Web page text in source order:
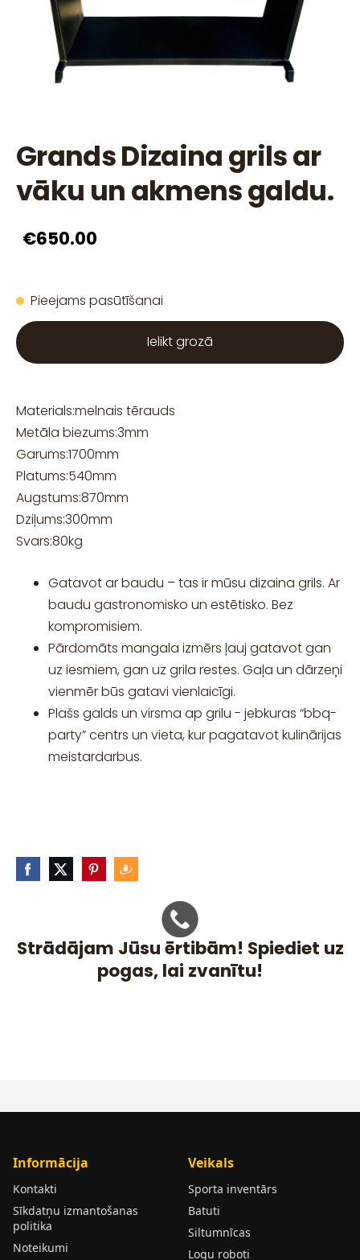
Strādājam Jūsu ērtibām! Spiediet uz
pogas, lai zvanītu!
Grands Dizaina grils ar
vāku un akmens galdu.
€650.00
Pieejams pasūtīšanai
Ielikt grozā
Materials:melnais tērauds
Metāla biezums:3mm
Garums:1700mm
Platums:540mm
Augstums:870mm
Dziļums:300mm
Svars:80kg
Gatavot ar baudu – tas ir mūsu dizaina grils. Ar
baudu gastronomisko un estētisko. Bez
kompromisiem.
Pārdomāts mangala izmērs ļauj gatavot gan
uz iesmiem, gan uz grila restes. Gaļa un dārzeņi
vienmēr būs gatavi vienlaicīgi.
Plašs galds un virsma ap grilu - jebkuras “bbq-
party” centrs un vieta, kur pagatavot kulinārijas
meistardarbus.
Informācija
Kontakti
Sīkdatņu izmantošanas
politika
Noteikumi
Veikals
Sporta inventārs
Batuti
Siltumnīcas
Logu roboti